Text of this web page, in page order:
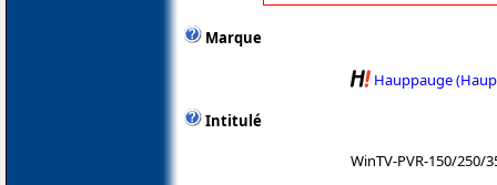
Marque
Hauppauge
Intitulé
WinTV-PVR-150/250/